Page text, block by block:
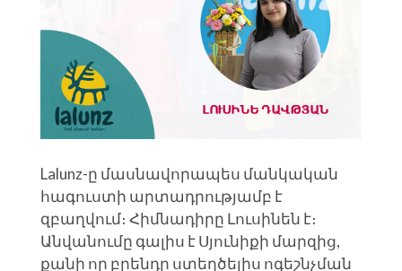
Lalunz-ը մասնավորապես մանկական
հագուստի արտադրությամբ է
զբաղվում։ Հիմնադիրը Լուսինեն է։
Անվանումը գալիս է Սյունիքի մարզից,
քանի որ բրենդը ստեղծելիս ոգեշնչման